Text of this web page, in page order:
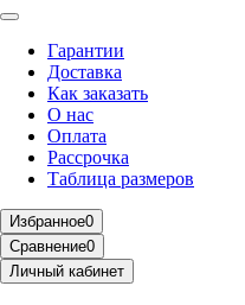
Гарантии
Доставка
Как заказать
О нас
Оплата
Рассрочка
Таблица размеров
Избранное0
Сравнение0
Личный кабинет